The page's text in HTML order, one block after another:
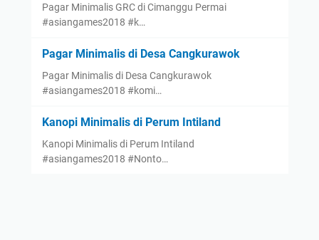
Pagar Minimalis GRC di Cimanggu Permai
#asiangames2018 #k…
Pagar Minimalis di Desa Cangkurawok
Pagar Minimalis di Desa Cangkurawok
#asiangames2018 #komi…
Kanopi Minimalis di Perum Intiland
Kanopi Minimalis di Perum Intiland
#asiangames2018 #Nonto…